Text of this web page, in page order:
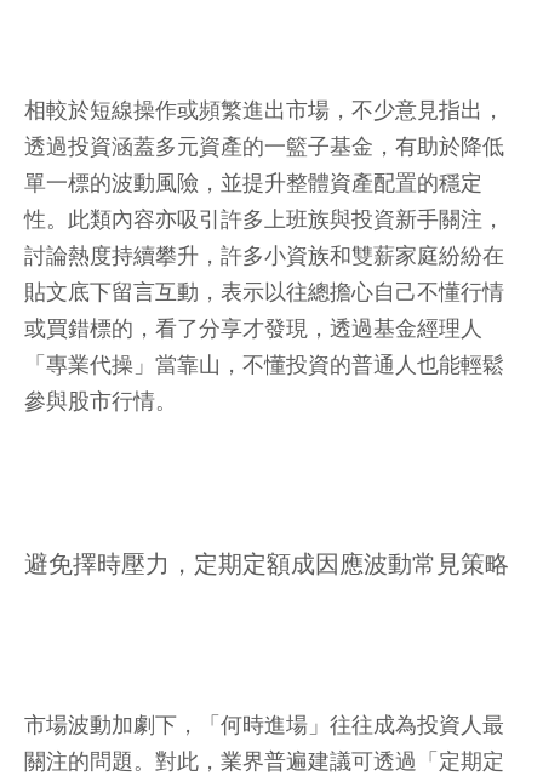
相較於短線操作或頻繁進出市場，不少意見指出，
透過投資涵蓋多元資產的一籃子基金，有助於降低
單一標的波動風險，並提升整體資產配置的穩定
性。此類內容亦吸引許多上班族與投資新手關注，
討論熱度持續攀升，許多小資族和雙薪家庭紛紛在
貼文底下留言互動，表示以往總擔心自己不懂行情
或買錯標的，看了分享才發現，透過基金經理人
「專業代操」當靠山，不懂投資的普通人也能輕鬆
參與股市行情。
避免擇時壓力，定期定額成因應波動常見策略
市場波動加劇下，「何時進場」往往成為投資人最
關注的問題。對此，業界普遍建議可透過「定期定